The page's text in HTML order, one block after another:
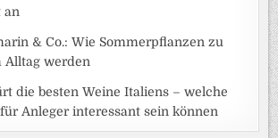
an
& Co.: Wie Sommerpflanzen zu
Alltag werden
die besten Weine Italiens – welche
Anleger interessant sein können